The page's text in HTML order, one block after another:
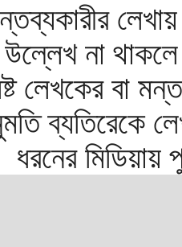
না
লেখকের বা
ব্যতিরেকে
ধরনের মিডিয়ায়